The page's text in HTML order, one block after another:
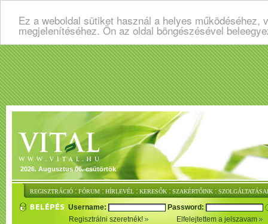
Ez a weboldal sütiket használ a helyes
megjelenítéséhez. Ön az oldal böngészésével
2026. Augusztus 06. csütörtök
REGISZTRÁCIÓ : FÓRUM : HÍRLEVÉL : KERESŐK : SZAKÉRTŐINK :
Username:
Password:
Regisztrálni szeretnék!
Elfelejtettem a jelszavam